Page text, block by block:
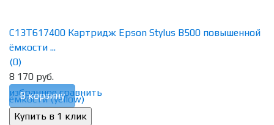
избранное сравнить
C13T617400 Картридж Epson Stylus B500 повышенной
ёмкости ...
(0)
8 170 руб.
В корзину